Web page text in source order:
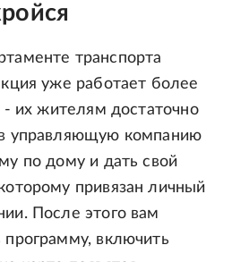
транспорта
уже работает более
их жителям достаточно
в управляющую компанию
по дому и дать свой
привязан личный
После этого вам
программу, включить